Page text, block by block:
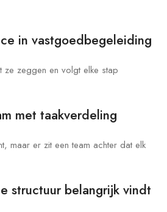
in vastgoedbegeleiding
ze zeggen en volgt elke stap
met taakverdeling
maar er zit een team achter dat elk
structuur belangrijk vindt